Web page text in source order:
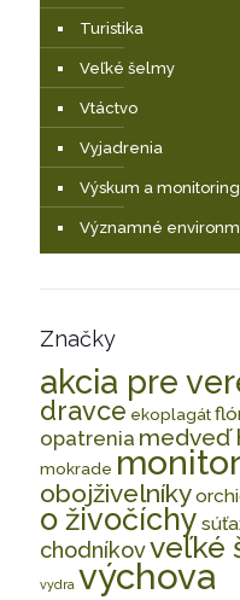
Turistika
Veľké šelmy
Vtáctvo
Vyjadrenia
Výskum a monitoring
Významné
Značky
akcia pre
dravce ekoplagát
opatrenia medveď
mokrade
obojživelníky
o živočíchy
chodníkovveľké
vydra výchova